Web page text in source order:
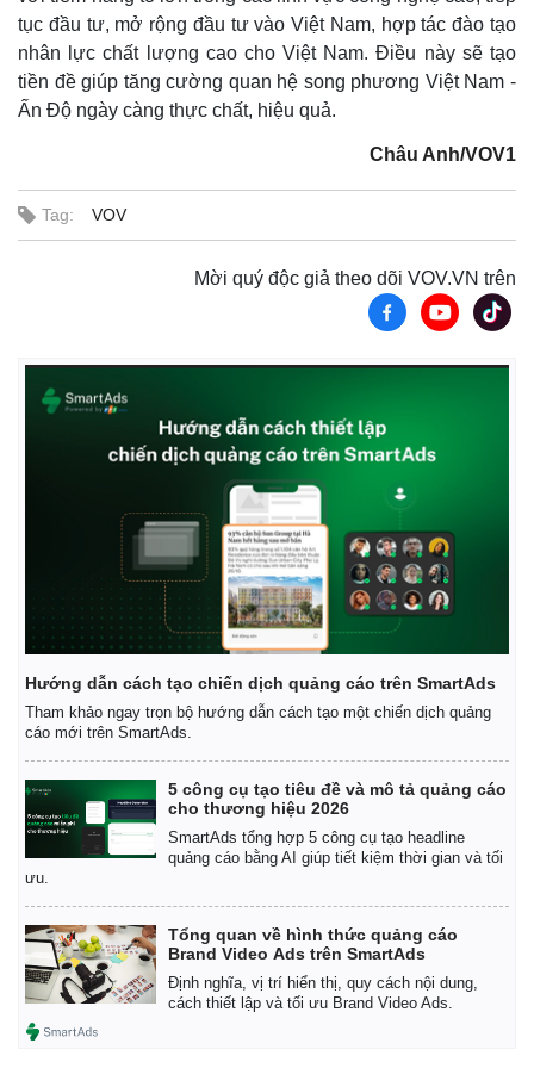
Pháp luật
tục đầu tư, mở rộng đầu tư vào Việt Nam, hợp tác đào tạo
nhân lực chất lượng cao cho Việt Nam. Điều này sẽ tạo
tiền đề giúp tăng cường quan hệ song phương Việt Nam -
Ấn Độ ngày càng thực chất, hiệu quả.
Châu Anh/VOV1
Tag: VOV
Mời quý độc giả theo dõi VOV.VN trên
Hướng dẫn cách tạo chiến dịch quảng cáo trên SmartAds
Tham khảo ngay trọn bộ hướng dẫn cách tạo một chiến dịch quảng
cáo mới trên SmartAds.
5 công cụ tạo tiêu đề và mô tả quảng cáo
cho thương hiệu 2026
SmartAds tổng hợp 5 công cụ tạo headline
quảng cáo bằng AI giúp tiết kiệm thời gian và tối
ưu.
Tổng quan về hình thức quảng cáo
Brand Video Ads trên SmartAds
Định nghĩa, vị trí hiển thị, quy cách nội dung,
cách thiết lập và tối ưu Brand Video Ads.